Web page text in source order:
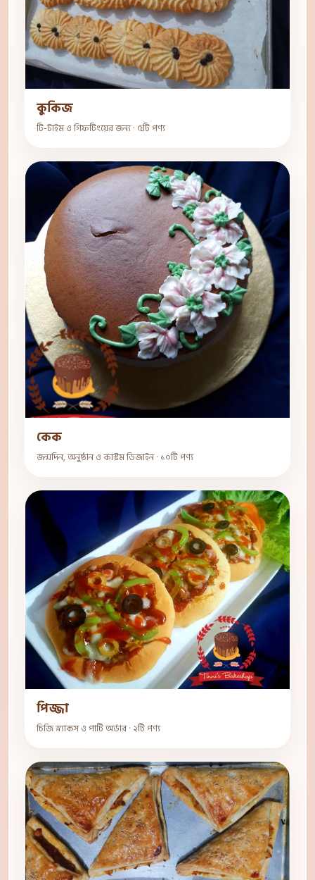
কুকিজ
টি-টাইম ও গিফটিংয়ের জন্য · ৫টি পণ্য
কেক
জন্মদিন, অনুষ্ঠান ও কাস্টম ডিজাইন · ১০টি পণ্য
পিজ্জা
চিজি স্ন্যাকস ও পার্টি অর্ডার · ২টি পণ্য